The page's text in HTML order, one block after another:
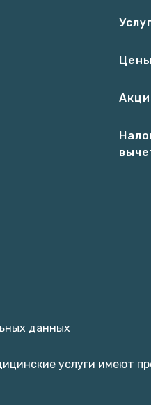
Цены
данных
услуги имеют